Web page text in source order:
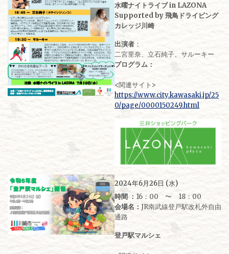
水曜ナイトライブ in LAZONA
Supported by 飛鳥ドライビング
カレッジ川崎
出演者 ：
二宮里奈、立石純子、サルーキー
プログラム：
<関連サイト>
https://www.city.kawasaki.jp/25
0/page/0000150249.html
2024年6月26日 (水)
時間 ： 16：00 〜 18：00
会場名： JR南武線登戸駅改札外自由
通路
登戸駅マルシェ